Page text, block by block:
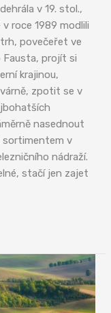
v 19. stol.,
roce 1989 modlili
povečeřet ve
Fausta, projít si
krajinou,
zpotit se v
nasednout
sortimentem v
nádraží.
stačí jen zajet